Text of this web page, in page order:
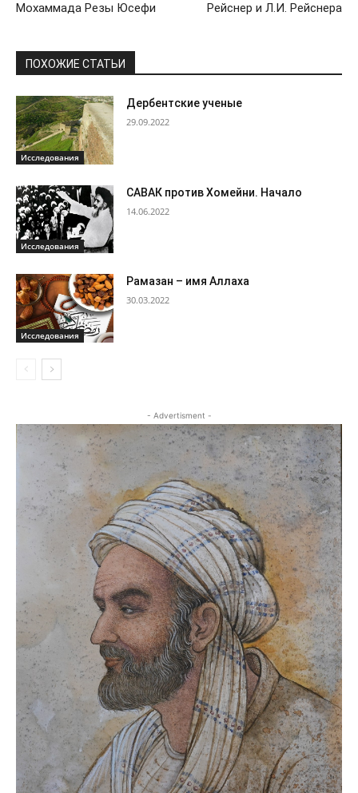
Мохаммада Резы Юсефи
Рейснер и Л.И. Рейснера
ПОХОЖИЕ СТАТЬИ
Исследования
Дербентские ученые
29.09.2022
Исследования
САВАК против Хомейни. Начало
14.06.2022
Исследования
Рамазан – имя Аллаха
30.03.2022
- Advertisment -